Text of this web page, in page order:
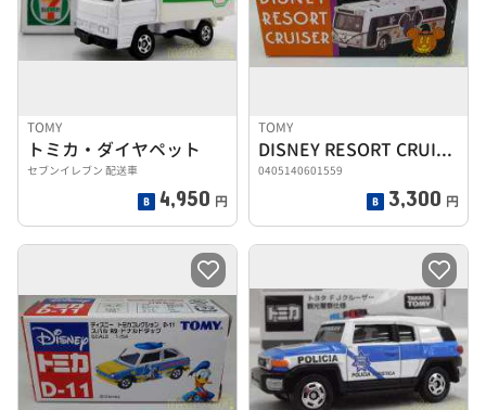
TOMY
トミカ・ダイヤペット
セブンイレブン 配送車
4,950 円
TOMY
DISNEY RESORT CRUISER 2009
0405140601559
3,300 円